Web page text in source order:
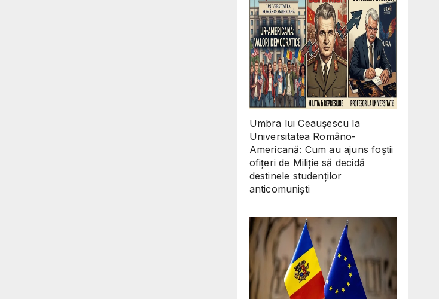
Umbra lui Ceaușescu la
Universitatea Româno-
Americană: Cum au ajuns foștii
ofițeri de Miliție să decidă
destinele studenților
anticomuniști